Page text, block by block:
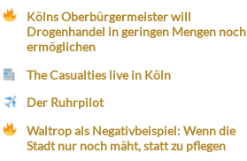
Kölns Oberbürgermeister will
Drogenhandel in geringen Mengen noch
ermöglichen
The Casualties live in Köln
Der Ruhrpilot
Waltrop als Negativbeispiel: Wenn die
Stadt nur noch mäht, statt zu pflegen